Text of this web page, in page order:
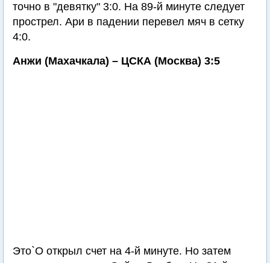
точно в "девятку" 3:0. На 89-й минуте следует
прострел. Ари в падении перевел мяч в сетку
4:0.
Анжи (Махачкала) – ЦСКА (Москва) 3:5
Это`О открыл счет на 4-й минуте. Но затем